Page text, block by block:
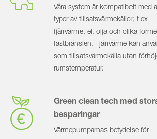
Våra system är kompatibelt med
typer av tillsatsvärmekällor, t ex
fjärrvärme, el, olja och olika
fastbränslen. Fjärrvärme kan
som tillsatsvärmekälla utan
rumstemperatur.
Green clean tech med
besparingar
Värmepumparnas betydelse för